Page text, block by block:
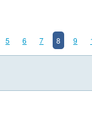
5 6 7 8 9